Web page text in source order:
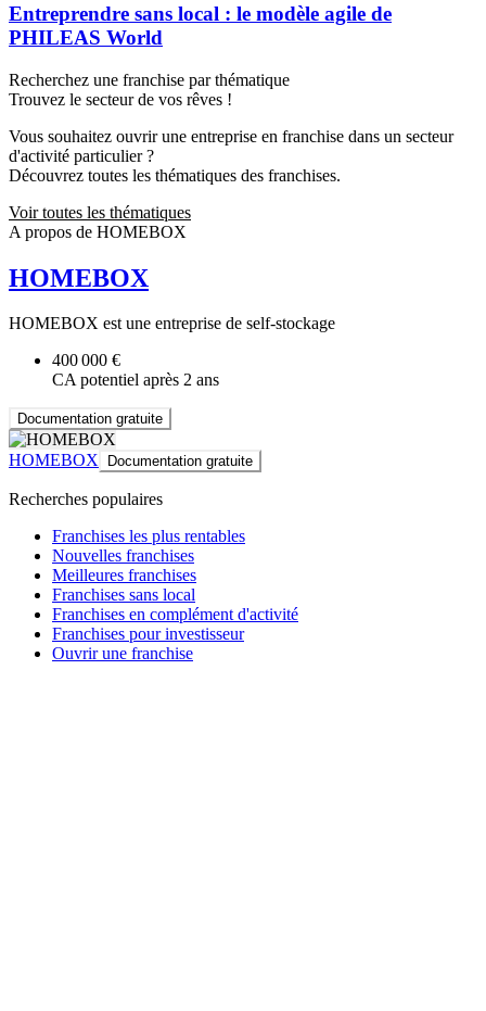
Entreprendre sans local : le modèle agile de
PHILEAS World
Recherchez une franchise par thématique
Trouvez le secteur de vos rêves !
Vous souhaitez ouvrir une entreprise en franchise dans un secteur
d'activité particulier ?
Découvrez toutes les thématiques des franchises.
Voir toutes les thématiques
A propos de HOMEBOX
HOMEBOX
HOMEBOX est une entreprise de self-stockage
400 000 €
CA potentiel après 2 ans
Documentation gratuite
HOMEBOX Documentation gratuite
Recherches populaires
Franchises les plus rentables
Nouvelles franchises
Meilleures franchises
Franchises sans local
Franchises en complément d'activité
Franchises pour investisseur
Ouvrir une franchise